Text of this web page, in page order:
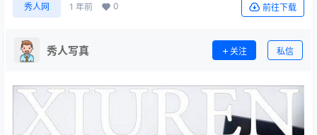
秀人网 1 年前 0 前往下载
秀人写真 关注 私信